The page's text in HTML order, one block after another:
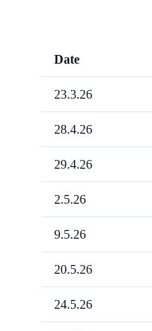
Date
23.3.26
28.4.26
29.4.26
2.5.26
9.5.26
20.5.26
24.5.26